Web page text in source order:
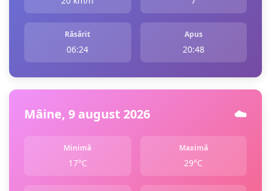
Răsărit
06:24
Apus
20:48
Mâine, 9 august 2026 ☁️
Minimă
17°C
Maximă
29°C